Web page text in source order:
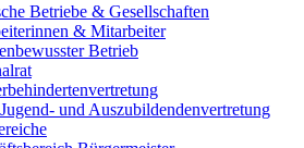
Betriebe & Gesellschaften
& Mitarbeiter
Betrieb
und Auszubildendenvertretung